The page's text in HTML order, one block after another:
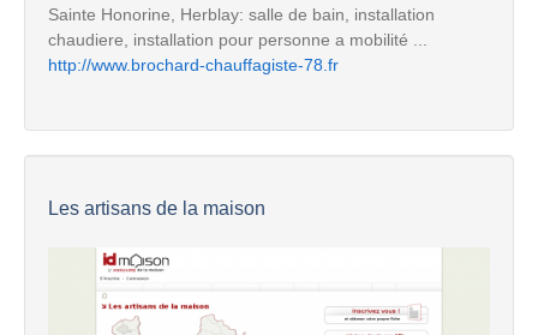
Sainte Honorine, Herblay: salle de bain, installation
chaudiere, installation pour personne a mobilité ...
http://www.brochard-chauffagiste-78.fr
Les artisans de la maison